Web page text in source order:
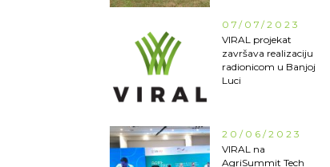
07/07/2023
VIRAL projekat
završava realizaciju
radionicom u Banjoj
Luci
20/06/2023
VIRAL na
AgriSummit Tech